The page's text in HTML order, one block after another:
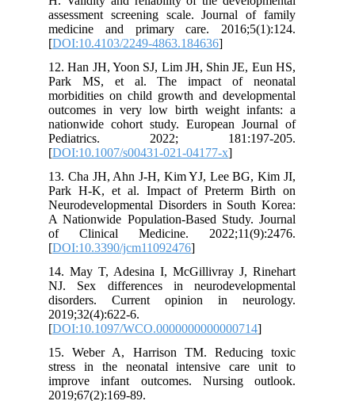
assessment screening scale. Journal of family
medicine and primary care. 2016;5(1):124.
[DOI:10.4103/2249-4863.184636
12. Han JH, Yoon SJ, Lim JH, Shin JE, Eun HS,
Park MS, et al. The impact of neonatal
morbidities on child growth and developmental
outcomes in very low birth weight infants: a
nationwide cohort study. European Journal of
Pediatrics. 2022; 181:197-205.
[DOI:10.1007/s00431-021-04177-x
13. Cha JH, Ahn J-H, Kim YJ, Lee BG, Kim JI,
Park H-K, et al. Impact of Preterm Birth on
Neurodevelopmental Disorders in South Korea:
A Nationwide Population-Based Study. Journal
of Clinical Medicine. 2022;11(9):2476.
[DOI:10.3390/jcm11092476
14. May T, Adesina I, McGillivray J, Rinehart
NJ. Sex differences in neurodevelopmental
disorders. Current opinion in neurology.
2019;32(4):622-6.
[DOI:10.1097/WCO.0000000000000714
15. Weber A, Harrison TM. Reducing toxic
stress in the neonatal intensive care unit to
improve infant outcomes. Nursing outlook.
2019;67(2):169-89.